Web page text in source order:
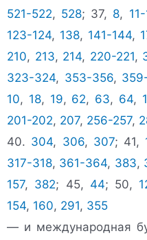
521-522, 528; 37, 8,
123-124, 138, 141-144,
210, 213, 214, 220-221,
323-324, 353-356,
10, 18, 19, 62, 63, 64,
201-202, 207, 256-257,
40. 304, 306, 307; 41,
317-318, 361-364, 383,
157, 382; 45, 44; 50,
154, 160, 291, 355
— и международная